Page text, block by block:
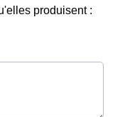
produisent :